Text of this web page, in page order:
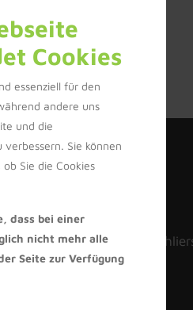
Kontakt
Seckacher Straße 45
74706 Osterburken-
E-Mail
Cookies
essenziell für den
andere uns
und die
Sie können
Sie die Cookies
dass bei einer
nicht mehr alle
Seite zur Verfügung